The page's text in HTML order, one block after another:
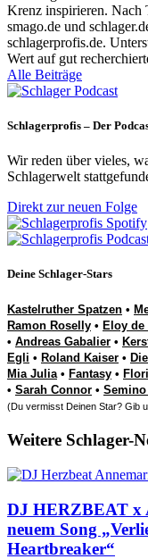
Krenz inspirieren. Nach
smago.de und
schlagerprofis.de.
Wert auf gut
Alle Beiträge
Schlagerprofis – Der
Wir reden über vieles,
Schlagerwelt
Direkt zur neuen Folge
Deine Schlager-Stars
Kastelruther Spatzen •
Ramon Roselly • Eloy de
• Andreas Gabalier •
Egli • Roland Kaiser •
Mia Julia• Fantasy •
• Sarah Connor •
(Du vermisst Deinen Star? Gib
Weitere Schlager-
DJ HERZBEAT
neuem Song
Heartbreaker“